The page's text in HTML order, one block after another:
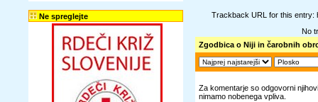
Ne spreglejte
Trackback URL for this entry:
No
Zgodbica o Niji in čarobnih
Za komentarje so odgovorni
nimamo nobenega vpliva.